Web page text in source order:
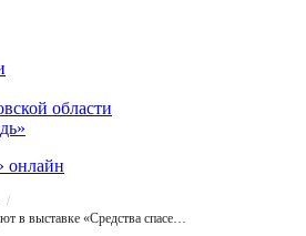
области
онлайн
Псковичи и новгородцы участвуют в выставке «Средства спасения. Экстрим-2003»